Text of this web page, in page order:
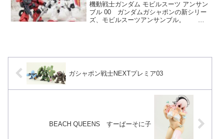
機動戦士ガンダム モビルスーツ アンサン
ブル 00 ガンダムガシャポンの新シリー
ズ、モビルスーツアンサンブル。 第
ガシャポン戦士NEXTプレミア03
BEACH QUEENS すーぱーそに子